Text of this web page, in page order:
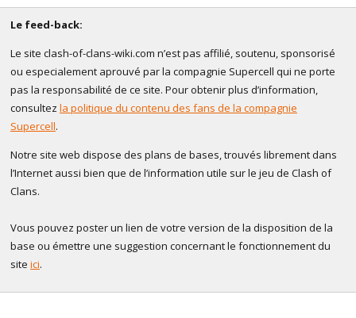
Le feed-back:
Le site clash-of-clans-wiki.com n’est pas affilié, soutenu, sponsorisé
ou especialement aprouvé par la compagnie Supercell qui ne porte
pas la responsabilité de ce site. Pour obtenir plus d’information,
consultez la politique du contenu des fans de la compagnie
Supercell.
Notre site web dispose des plans de bases, trouvés librement dans
l’Internet aussi bien que de l’information utile sur le jeu de Clash of
Clans.
Vous pouvez poster un lien de votre version de la disposition de la
base ou émettre une suggestion concernant le fonctionnement du
site ici.